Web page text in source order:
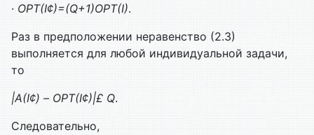
· OPT(I¢)=(Q+1)OPT(I).
Раз в предположении неравенство (2.3)
выполняется для любой индивидуальной задачи,
то
|А(I¢) – OPT(I¢)|£ Q.
Следовательно,